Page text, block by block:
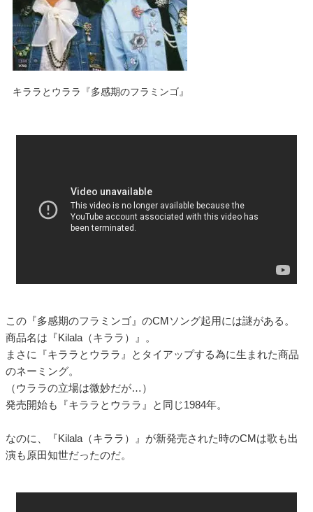
キララとウララ『多感期のフラミンゴ』
この『多感期のフラミンゴ』のCMソング起用には謎がある。
商品名は『Kilala（キララ）』。
まさに『キララとウララ』とタイアップする為に生まれた商品
のネーミング。
（ウララの立場は微妙だが…）
発売開始も『キララとウララ』と同じ1984年。
なのに、『Kilala（キララ）』が新発売された時のCMは歌も出
演も原田知世だったのだ。